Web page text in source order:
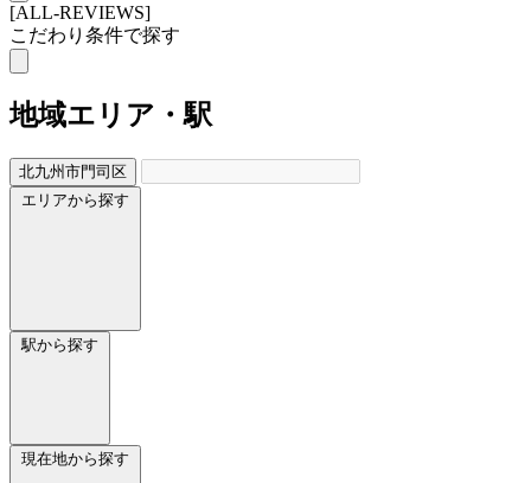
[ALL-REVIEWS]
こだわり条件で探す
地域エリア・駅
北九州市門司区
エリアから探す
駅から探す
現在地から探す